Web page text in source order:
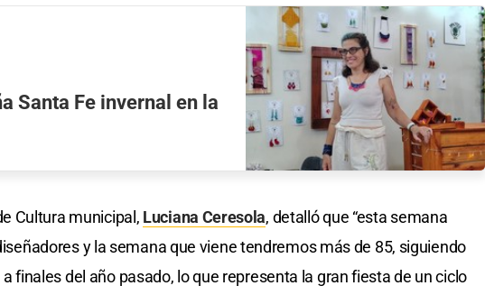
Santa Fe invernal en la
Cultura municipal, Luciana Ceresola, detalló que “esta semana
y la semana que viene tendremos más de 85, siguiendo
finales del año pasado, lo que representa la gran fiesta de un ciclo